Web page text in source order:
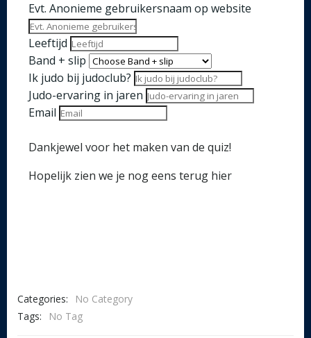
Evt. Anonieme gebruikersnaam op website
Leeftijd
Band + slip
Ik judo bij judoclub?
Judo-ervaring in jaren
Email
Dankjewel voor het maken van de quiz!
Hopelijk zien we je nog eens terug hier
Categories:
No Category
Tags:
No Tag